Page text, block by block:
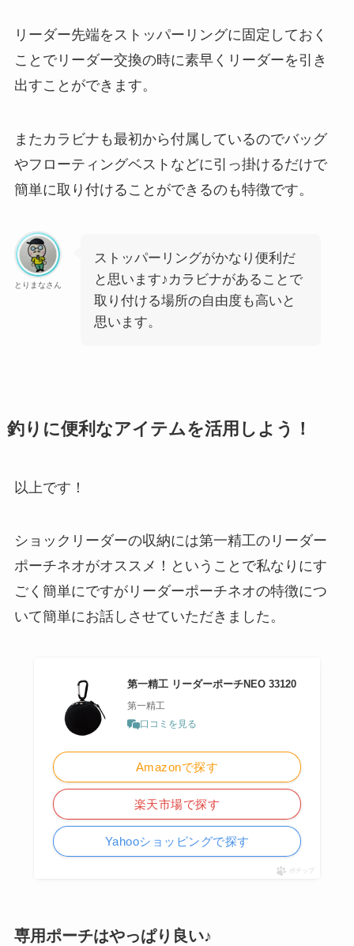
リーダー先端をストッパーリングに固定しておく
ことでリーダー交換の時に素早くリーダーを引き
出すことができます。
またカラビナも最初から付属しているのでバッグ
やフローティングベストなどに引っ掛けるだけで
簡単に取り付けることができるのも特徴です。
とりまなさん
ストッパーリングがかなり便利だ
と思います♪カラビナがあることで
取り付ける場所の自由度も高いと
思います。
釣りに便利なアイテムを活用しよう！
以上です！
ショックリーダーの収納には第一精工のリーダー
ポーチネオがオススメ！ということで私なりにす
ごく簡単にですがリーダーポーチネオの特徴につ
いて簡単にお話しさせていただきました。
第一精工 リーダーポーチNEO 33120
第一精工
口コミを見る
Amazonで探す
楽天市場で探す
Yahooショッピングで探す
ポチップ
専用ポーチはやっぱり良い♪